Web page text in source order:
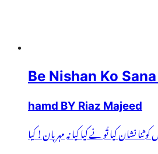
Be Nishan Ko
hamd BY Riaz Majeed
ثنا نشان کیا تُو نے کیا کیا نہ مہربان! کیا